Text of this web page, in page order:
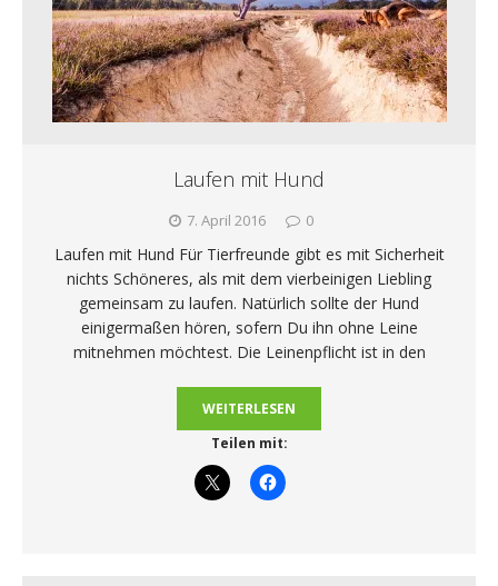
Laufen mit Hund
7. April 2016 0
Laufen mit Hund Für Tierfreunde gibt es mit Sicherheit
nichts Schöneres, als mit dem vierbeinigen Liebling
gemeinsam zu laufen. Natürlich sollte der Hund
einigermaßen hören, sofern Du ihn ohne Leine
mitnehmen möchtest. Die Leinenpflicht ist in den
WEITERLESEN
Teilen mit: